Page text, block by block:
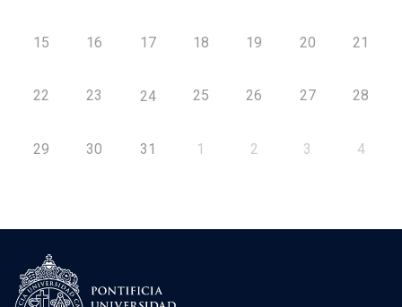
15 16 17 18 19 20 21
22 23 24 25 26 27 28
29 30 31 1 2 3 4